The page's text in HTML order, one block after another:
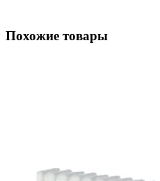
Похожие товары